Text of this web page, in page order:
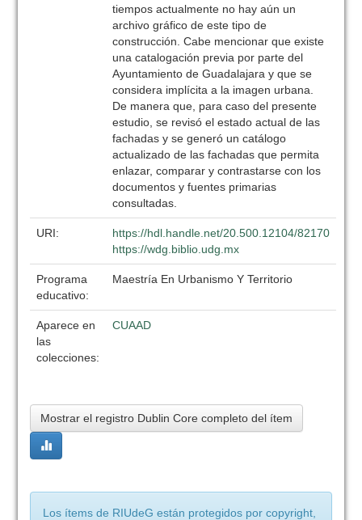
tiempos actualmente no hay aún un
archivo gráfico de este tipo de
construcción. Cabe mencionar que existe
una catalogación previa por parte del
Ayuntamiento de Guadalajara y que se
considera implícita a la imagen urbana.
De manera que, para caso del presente
estudio, se revisó el estado actual de las
fachadas y se generó un catálogo
actualizado de las fachadas que permita
enlazar, comparar y contrastarse con los
documentos y fuentes primarias
consultadas.
URI:
https://hdl.handle.net/20.500.12104/82170
https://wdg.biblio.udg.mx
Programa
educativo:
Maestría En Urbanismo Y Territorio
Aparece en
las
colecciones:
CUAAD
Mostrar el registro Dublin Core completo del ítem
Los ítems de RIUdeG están protegidos por copyright,